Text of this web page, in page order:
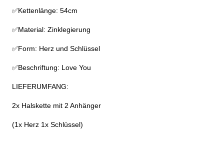
✅Kettenlänge: 54cm
✅Material: Zinklegierung
✅Form: Herz und Schlüssel
✅Beschriftung: Love You
LIEFERUMFANG:
2x Halskette mit 2 Anhänger
(1x Herz 1x Schlüssel)